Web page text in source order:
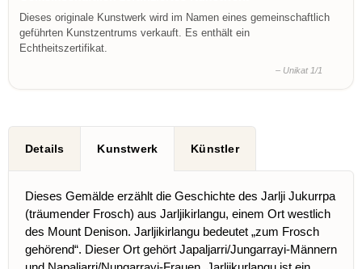
Dieses originale Kunstwerk wird im Namen eines gemeinschaftlich
geführten Kunstzentrums verkauft. Es enthält ein
Echtheitszertifikat.
– Unikat 1/1
Details Kunstwerk Künstler
Dieses Gemälde erzählt die Geschichte des Jarlji Jukurrpa
(träumender Frosch) aus Jarljikirlangu, einem Ort westlich
des Mount Denison. Jarljikirlangu bedeutet „zum Frosch
gehörend“. Dieser Ort gehört Japaljarri/Jungarrayi-Männern